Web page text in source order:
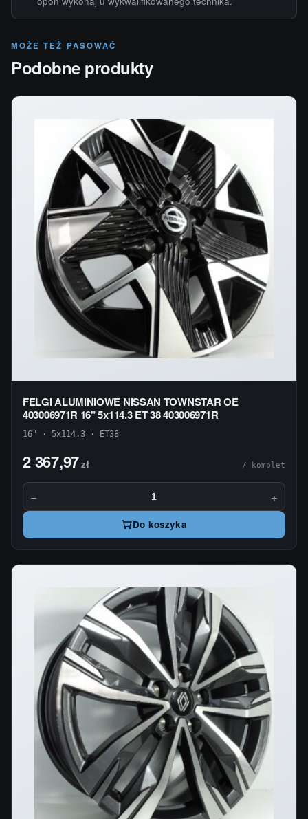
MOŻE TEŻ PASOWAĆ
Podobne produkty
FELGI ALUMINIOWE NISSAN TOWNSTAR OE
403006971R 16" 5x114.3 ET 38 403006971R
16" · 5x114.3 · ET38
2 367,97zł / komplet
− +
Do koszyka